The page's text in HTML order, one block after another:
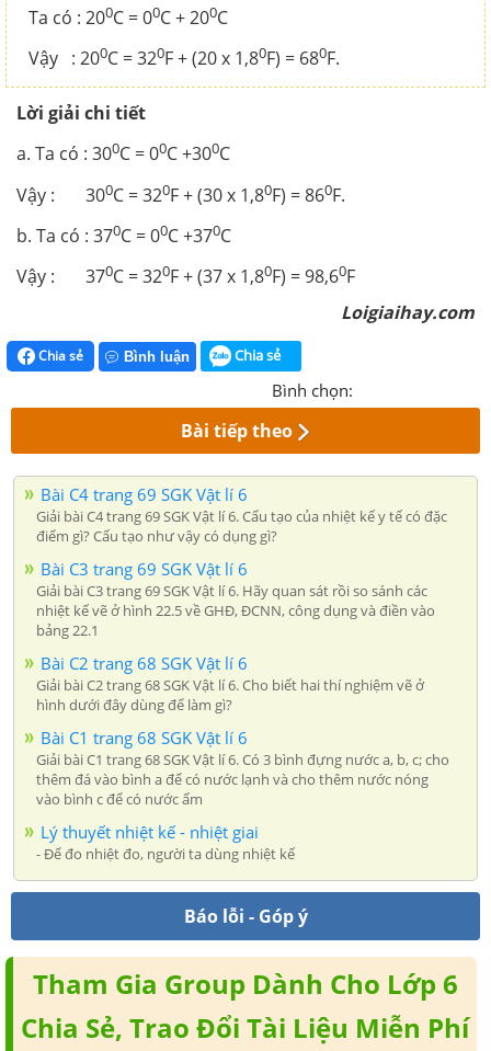
Ta có : 200C = 00C + 200C
Vậy : 200C = 320F + (20 x 1,80F) = 680F.
Lời giải chi tiết
a. Ta có : 300C = 00C +300C
Vậy : 300C = 320F + (30 x 1,80F) = 860F.
b. Ta có : 370C = 00C +370C
Vậy : 370C = 320F + (37 x 1,80F) = 98,60F
Loigiaihay.com
Chia sẻ Bình luận Chia sẻ
Bình chọn:
Bài tiếp theo
Bài C4 trang 69 SGK Vật lí 6
Giải bài C4 trang 69 SGK Vật lí 6. Cấu tạo của nhiệt kế y tế có đặc
điểm gì? Cấu tạo như vậy có dụng gì?
Bài C3 trang 69 SGK Vật lí 6
Giải bài C3 trang 69 SGK Vật lí 6. Hãy quan sát rồi so sánh các
nhiệt kế vẽ ở hình 22.5 về GHĐ, ĐCNN, công dụng và điền vào
bảng 22.1
Bài C2 trang 68 SGK Vật lí 6
Giải bài C2 trang 68 SGK Vật lí 6. Cho biết hai thí nghiệm vẽ ở
hình dưới đây dùng để làm gì?
Bài C1 trang 68 SGK Vật lí 6
Giải bài C1 trang 68 SGK Vật lí 6. Có 3 bình đựng nước a, b, c; cho
thêm đá vào bình a để có nước lạnh và cho thêm nước nóng
vào bình c để có nước ấm
Lý thuyết nhiệt kế - nhiệt giai
- Để đo nhiệt đo, người ta dùng nhiệt kế
Báo lỗi - Góp ý
Tham Gia Group Dành Cho Lớp 6
Chia Sẻ, Trao Đổi Tài Liệu Miễn Phí